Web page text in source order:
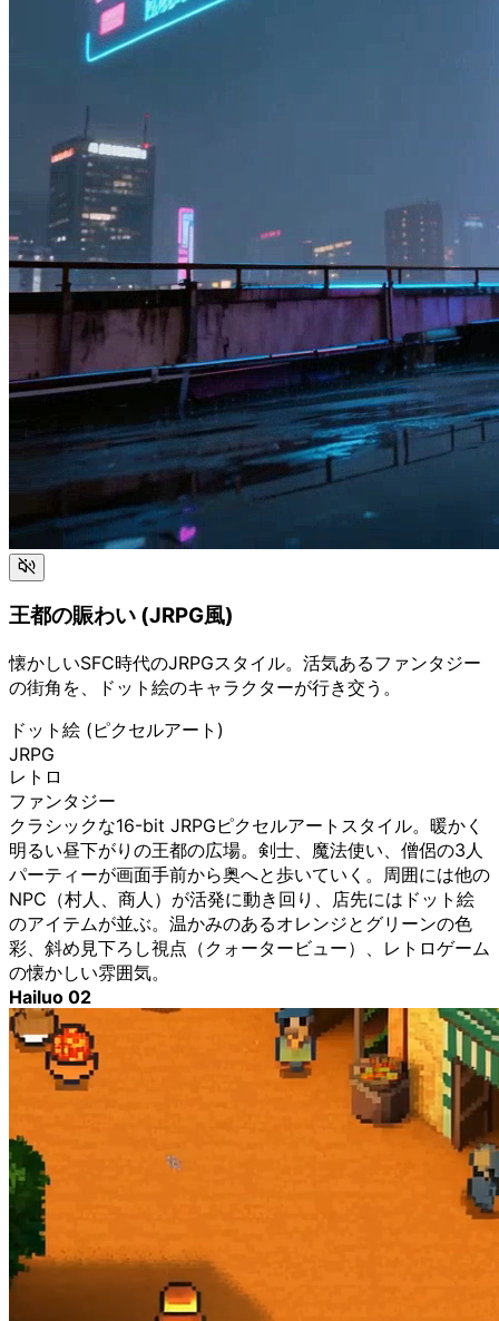
王都の賑わい (JRPG風)
懐かしいSFC時代のJRPGスタイル。活気あるファンタジー
の街角を、ドット絵のキャラクターが行き交う。
ドット絵 (ピクセルアート)
JRPG
レトロ
ファンタジー
クラシックな16-bit JRPGピクセルアートスタイル。暖かく
明るい昼下がりの王都の広場。剣士、魔法使い、僧侶の3人
パーティーが画面手前から奥へと歩いていく。周囲には他の
NPC（村人、商人）が活発に動き回り、店先にはドット絵
のアイテムが並ぶ。温かみのあるオレンジとグリーンの色
彩、斜め見下ろし視点（クォータービュー）、レトロゲーム
の懐かしい雰囲気。
Hailuo 02